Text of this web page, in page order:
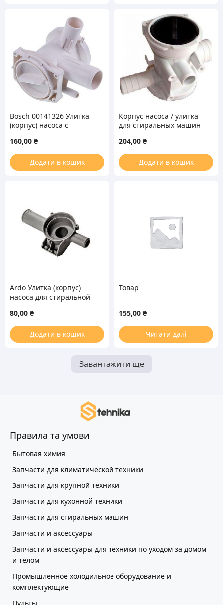
Bosch 00141326 Улитка
(корпус) насоса с
стиральной машины
160,00 ₴
Додати в кошик
Корпус насоса / улитка
для стиральных машин
204,00 ₴
Додати в кошик
Ardo Улитка (корпус)
насоса для стиральной
80,00 ₴
Додати в кошик
Товар
155,00 ₴
Читати далі
Завантажити ще
Правила та умови
Бытовая химия
Запчасти для климатической техники
Запчасти для крупной техники
Запчасти для кухонной техники
Запчасти для стиральных машин
Запчасти и аксессуары
Запчасти и аксессуары для техники по уходом за домом
и телом
Промышленное холодильное оборудование и
комплектующие
Пульты